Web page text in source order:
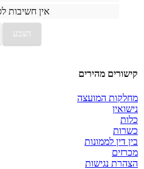
אין חשיבות
הצבע
קישורים מהירים
מחלקות המועצה
נישואין
כלות
כשרות
בין דין לממונות
מכרזים
הצהרת נגישות